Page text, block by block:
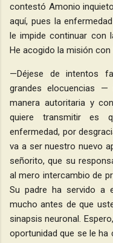
contestó Amonio
aquí, pues la
le impide continuar con
He acogido la misión
—Déjese de intentos
grandes elocuencias
manera autoritaria y
quiere transmitir es
enfermedad, por
va a ser nuestro nuevo
señorito, que su
al mero intercambio de
Su padre ha servido a
mucho antes de que
sinapsis neuronal.
oportunidad que se le